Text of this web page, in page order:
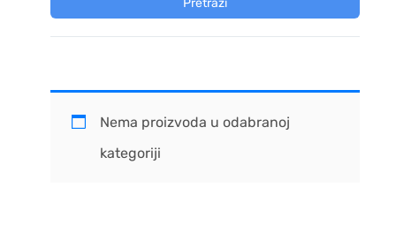
Pretraži
Nema proizvoda u odabranoj
kategoriji